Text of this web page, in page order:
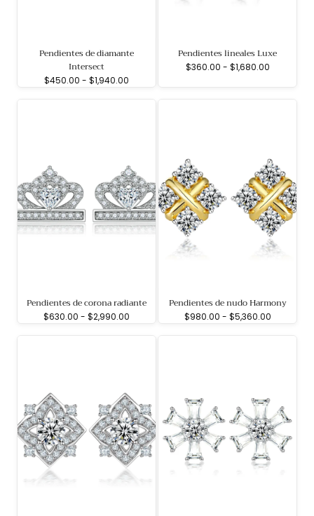
Pendientes de diamante
Intersect
Precio
$450.00 - Precio
$1,940.00
Pendientes lineales Luxe
Precio
$360.00 - Precio
$1,680.00
Pendientes de corona radiante
Precio
$630.00 - Precio
$2,990.00
Pendientes de nudo Harmony
Precio
$980.00 - Precio
$5,360.00